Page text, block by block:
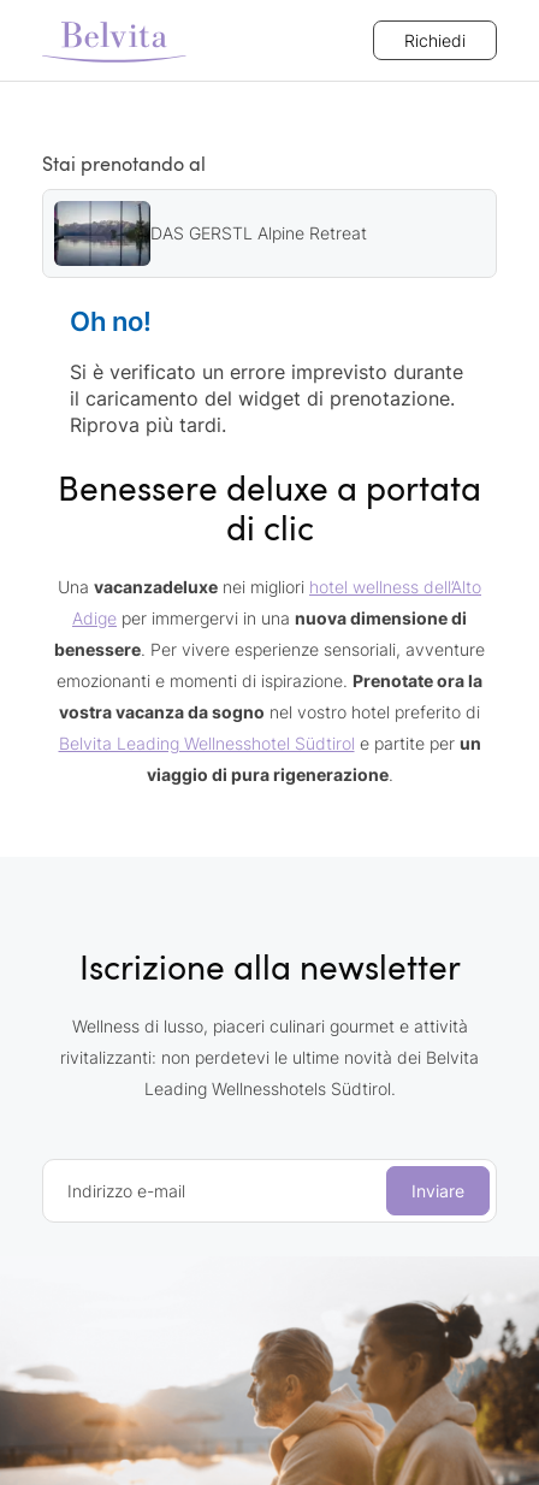
Richiedi
Stai prenotando al
DAS GERSTL Alpine Retreat
Oh no!
Si è verificato un errore imprevisto durante
il caricamento del widget di prenotazione.
Riprova più tardi.
Benessere deluxe a portata
di clic
Una vacanzadeluxe nei migliori hotel wellness dell’Alto
Adige per immergervi in una nuova dimensione di
benessere. Per vivere esperienze sensoriali, avventure
emozionanti e momenti di ispirazione. Prenotate ora la
vostra vacanza da sogno nel vostro hotel preferito di
Belvita Leading Wellnesshotel Südtirol e partite per un
viaggio di pura rigenerazione.
Iscrizione alla newsletter
Wellness di lusso, piaceri culinari gourmet e attività
rivitalizzanti: non perdetevi le ultime novità dei Belvita
Leading Wellnesshotels Südtirol.
Indirizzo e-mail Inviare